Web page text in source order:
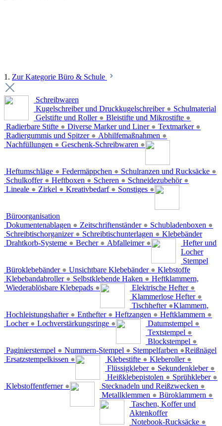
1. Zur Kategorie Büro & Schule
Schreibwaren
Kugelschreiber und Druckkugelschreiber ●
Gelstifte und Roller ● Bleistifte und Mikrostifte ●
Radierbare Stifte ● Diverse Marker und Liner ● Textmarker ●
Radiergummis und Spitzer ● Abhilfemaßnahmen ●
Nachfüllungen ● Geschenk-Schreibwaren ●
Schulmaterial
Heftumschläge ● Federmäppchen ● Schulranzen und Rucksäcke ●
Schulkoffer ● Heftboxen ● Scheren ● Schneidezubehör ●
Lineale ● Zirkel ● Kreativbedarf ● Sonstiges ●
Büroorganisation
Dokumentenablagen ● Zeitschriftenständer ● Schubladenboxen ●
Schreibtischorganizer ● Schreibtischunterlagen ●
Drahtkorb-Systeme ● Becher ● Abfalleimer ●
Klebebänder
Büroklebebänder ● Unsichtbare Klebebänder ●
Klebebandabroller ● Selbstklebende Haken ●
Wiederablösbare Klebepads ●
Hefter und
Locher
Elektrische Hefter ●
Klammerlose Hefter ●
Tischhefter ●
Hochleistungshafter ● Enthefter ● Heftzangen ● Heftklammern ●
Locher ● Lochverstärkungsringe ●
Stempel
Datumstempel ●
Textstempel ●
Blockstempel ●
Paginierstempel ● Nummern-Stempel ● Stempelfarben ●
Ersatzstempelkissen ●
Klebstoffe
Klebestifte ● Kleberoller ●
Flüssigkleber ● Sekundenkleber ●
Heißklebepistolen ● Sprühkleber ●
Klebstoffentferner ●
Heftklammern,
Klammern,
Reißnägel
Stecknadeln und Reißzwecken ●
Metallklemmen ● Büroklammern ●
Taschen, Koffer und
Aktenkoffer
Notebook-Rucksäcke ●